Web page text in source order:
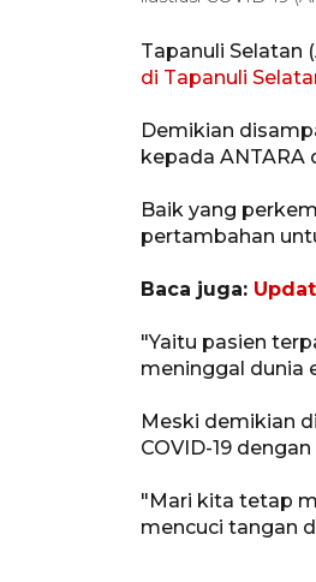
Tapanuli Selatan
di Tapanuli
Demikian
kepada ANTARA
Baik yang
pertambahan
Baca juga:
"Yaitu pasien
meninggal dunia
Meski demikian
COVID-19
"Mari kita tetap
mencuci tangan